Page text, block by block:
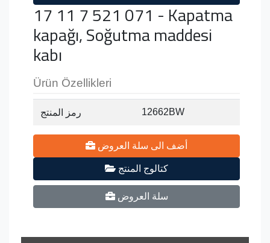
17 11 7 521 071 - Kapatma
kapağı, Soğutma maddesi
kabı
Ürün Özellikleri
رمز المنتج 12662BW
أضف الى سلة العروض
كتالوج المنتج
سلة العروض